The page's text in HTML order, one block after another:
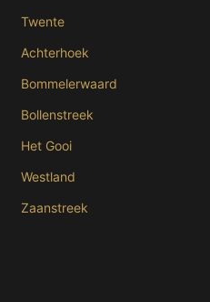
Twente
Achterhoek
Bommelerwaard
Bollenstreek
Het Gooi
Westland
Zaanstreek